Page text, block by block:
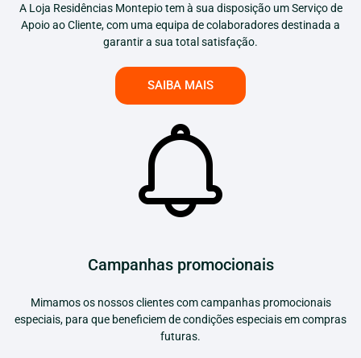
A Loja Residências Montepio tem à sua disposição um Serviço de
Apoio ao Cliente, com uma equipa de colaboradores destinada a
garantir a sua total satisfação.
SAIBA MAIS
Campanhas promocionais
Mimamos os nossos clientes com campanhas promocionais
especiais, para que beneficiem de condições especiais em compras
futuras.